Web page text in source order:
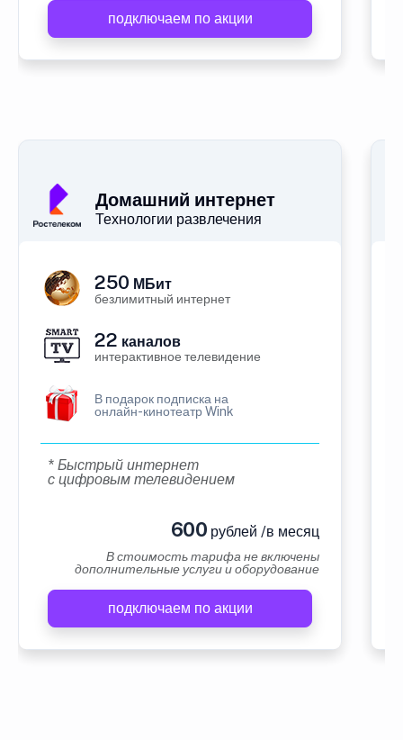
подключаем по акции
Домашний интернет
Технологии развлечения
250 МБит
безлимитный интернет
22 каналов
интерактивное телевидение
В подарок подписка на
онлайн-кинотеатр Wink
* Быстрый интернет
с цифровым телевидением
600 рублей /в месяц
В стоимость тарифа не включены
дополнительные услуги и оборудование
подключаем по акции